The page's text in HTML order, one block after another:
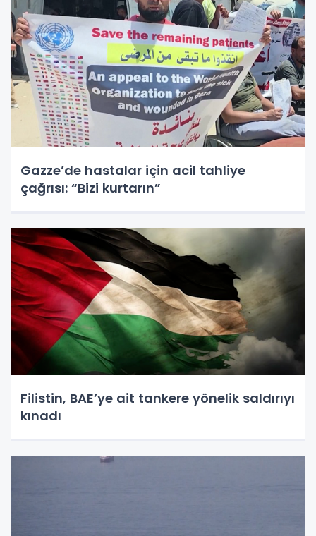
Gazze’de hastalar için acil tahliye
çağrısı: “Bizi kurtarın”
Filistin, BAE’ye ait tankere yönelik saldırıyı
kınadı